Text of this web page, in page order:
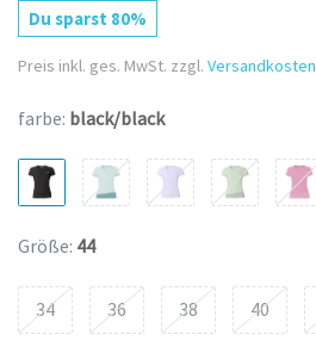
Du sparst 80%
Preis inkl. ges. MwSt. zzgl. Versandkosten
farbe: black/black
Größe: 44
34 36 38 40